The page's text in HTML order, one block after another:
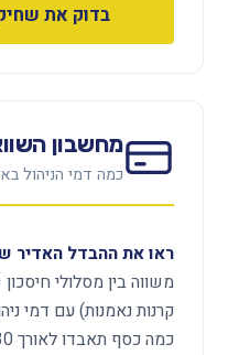
בדוק את
מחשבון
כמה דמי הניהול
ראו את ההבדל האדיר של 1%
משווה בין מסלולי
קרנות נאמנות) עם דמי